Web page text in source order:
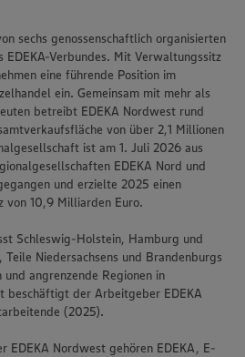
sechs genossenschaftlich organisierten
EDEKA-Verbundes. Mit Verwaltungssitz
eine führende Position im
ein. Gemeinsam mit mehr als
betreibt EDEKA Nordwest rund
von über 2,1 Millionen
ist am 1. Juli 2026 aus
EDEKA Nord und
und erzielte 2025 einen
von 10,9 Milliarden Euro.
Schleswig-Holstein, Hamburg und
Niedersachsens und Brandenburgs
angrenzende Regionen in
beschäftigt der Arbeitgeber EDEKA
(2025).
EDEKA Nordwest gehören EDEKA, E-